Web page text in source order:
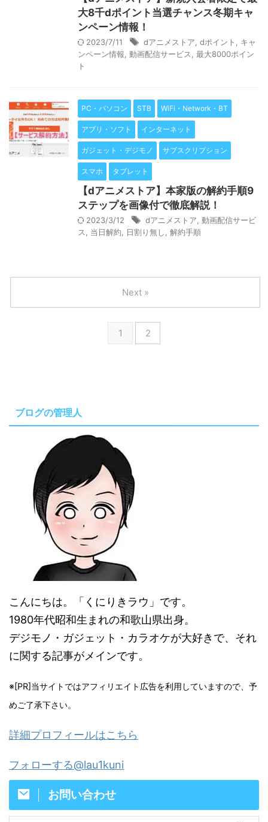
大8千dポイント当選チャンス冬期キャ
ンペーン情報！
2023/7/11 dアニメストア dポイント
キャ
ンペーン情報 動画配信サービス
最大8000ポイン
ト
PC・パソコン STB WiFi・Network・BT
アプリ・ソフト インターネット
ガジェット・デジモノ サブスクリプション
スマホ タブレット
【dアニメストア】本家版の解約手順9
ステップを画像付で徹底解説！
2023/3/12 dアニメストア 動画配信サービ
ス
当日解約 日割り無し 解約手順
1 2
Next »
ブログの管理人
こんにちは。「くにりきラウ」です。
1980年代昭和生まれの和歌山県出身。
デジモノ・ガジェット・カラオケが大好きで、それ
に関する記事がメインです。
※[PR]当サイトではアフィリエイト広告を利用していますので、予
めご了承下さい。
詳細プロフィールはこちら
フォローする@lau1kuni
お問い合わせ